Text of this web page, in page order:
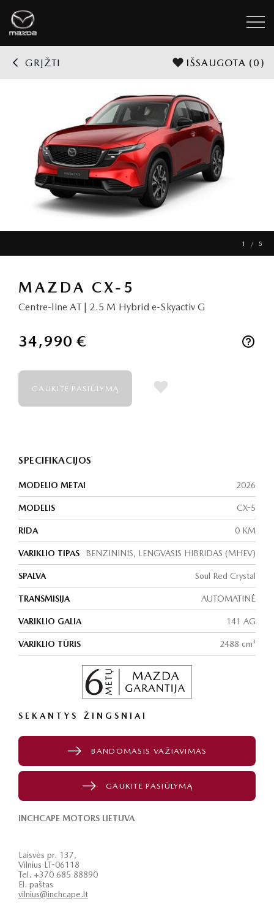
GRĮŽTI IŠSAUGOTA (0)
MAZDA CX-5
Centre-line AT | 2.5 M Hybrid e-Skyactiv G
34,990 €
GAUKITE PASIŪLYMĄ
1 / 5
SPECIFIKACIJOS
MODELIO METAI 2026
MODELIS CX-5
RIDA 0 KM
VARIKLIO TIPAS BENZININIS, LENGVASIS HIBRIDAS (MHEV)
SPALVA Soul Red Crystal
TRANSMISIJA AUTOMATINĖ
VARIKLIO GALIA 141 AG
VARIKLIO TŪRIS 2488 cm³
SEKANTYS ŽINGSNIAI
BANDOMASIS VAŽIAVIMAS
GAUKITE PASIŪLYMĄ
INCHCAPE MOTORS LIETUVA
Laisvės pr. 137,
Vilnius LT-06118
Tel. +370 685 88890
El. paštas
vilnius@inchcape.lt